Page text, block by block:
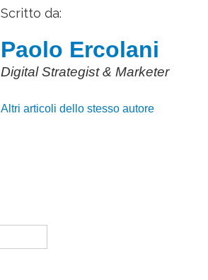
Scritto da:
Paolo Ercolani
Digital Strategist & Marketer
Altri articoli dello stesso autore